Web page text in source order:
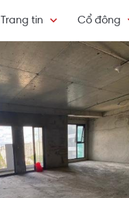
Trang tin Cổ đông